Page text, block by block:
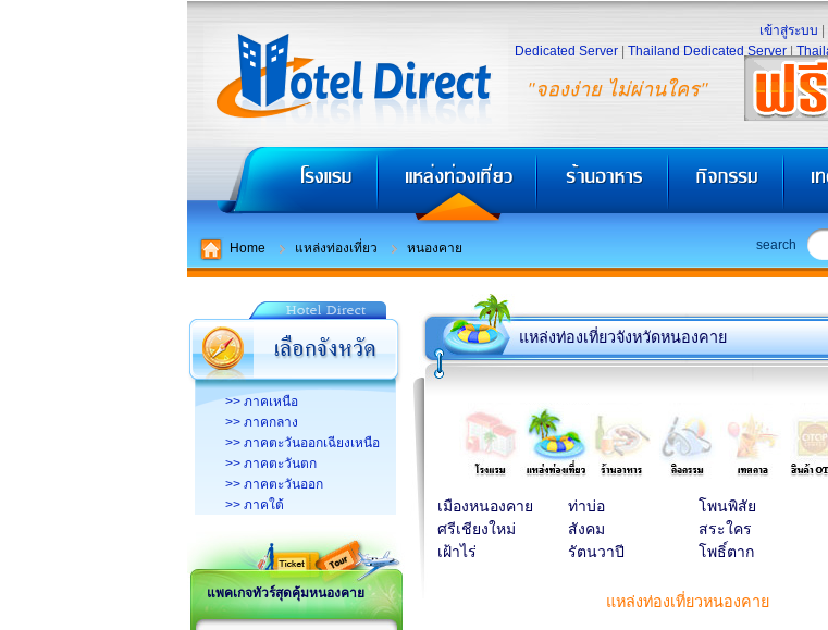
"จองง่าย ไม่ผ่านใคร"
เข้าสู่ระบบ
Dedicated Server
Thailand Dedicated Server
Home แหล่งท่องเที่ยว หนองคาย search
>> ภาคเหนือ
>> ภาคกลาง
>> ภาคตะวันออกเฉียงเหนือ
>> ภาคตะวันตก
>> ภาคตะวันออก
>> ภาคใต้
แพคเกจทัวร์สุดคุ้มหนองคาย
แหล่งท่องเที่ยวจังหวัดหนองคาย
เมืองหนองคาย ท่าบ่อ
โพนพิสัย
ศรีเชียงใหม่
สังคม
สระใคร
เฝ้าไร่
รัตนวาปี โพธิ์ตาก
แหล่งท่องเที่ยวหนองคาย